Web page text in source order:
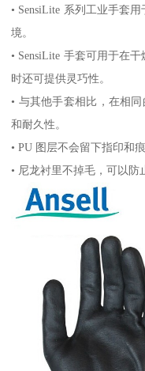
• SensiLite 系列工业手套
境。
• SensiLite 手套可用于在
时还可提供灵巧性。
• 与其他手套相比，在相
和耐久性。
• PU 图层不会留下指印和
• 尼龙衬里不掉毛，可以防